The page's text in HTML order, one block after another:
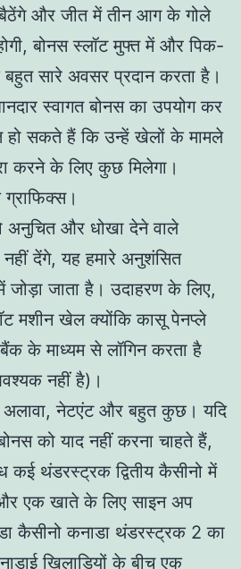
बैठेंगे और जीत में तीन आग के गोले
बोनस स्लॉट मुफ्त में और पिक-
बहुत सारे अवसर प्रदान करता है।
स्वागत बोनस का उपयोग कर
हो सकते हैं कि उन्हें खेलों के मामले
करने के लिए कुछ मिलेगा।
और धोखा देने वाले
देंगे, यह हमारे अनुशंसित
जोड़ा जाता है। उदाहरण के लिए,
मशीन खेल क्योंकि कासू पेनप्ले
के माध्यम से लॉगिन करता है
नहीं है)।
अलावा, नेटएंट और बहुत कुछ। यदि
को याद नहीं करना चाहते हैं,
थंडरस्ट्रक द्वितीय कैसीनो में
एक खाते के लिए साइन अप
कैसीनो कनाडा थंडरस्ट्रक 2 का
खिलाड़ियों के बीच एक